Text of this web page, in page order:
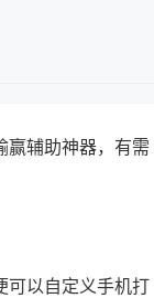
赢辅助神器，有需
可以自定义手机打